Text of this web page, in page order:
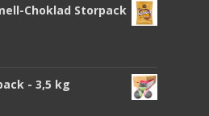
Choklad Storpack
- 3,5 kg